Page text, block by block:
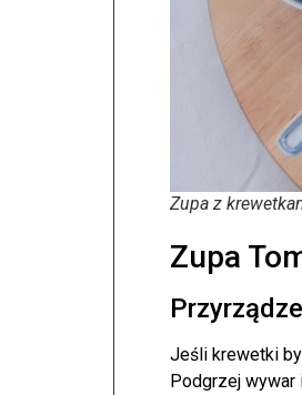
Zupa z
Zupa
Jeśli krewetki
Podgrzej wywar